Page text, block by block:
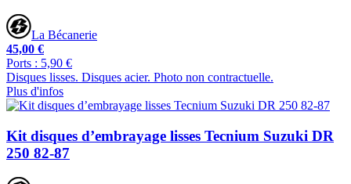
La Bécanerie
45,00 €
Ports : 5,90 €
Disques lisses. Disques acier. Photo non contractuelle.
Plus d'infos
Kit disques d’embrayage lisses Tecnium Suzuki DR
250 82-87